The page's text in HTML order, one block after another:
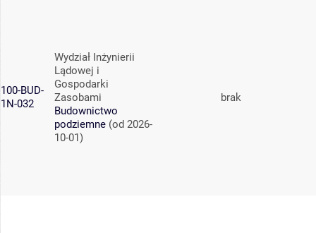
100-BUD-
1N-032
Wydział Inżynierii
Lądowej i
Gospodarki
Zasobami
Budownictwo
podziemne (od 2026-
10-01)
brak